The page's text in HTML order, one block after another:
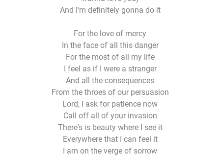
And I'm definitely gonna do it
For the love of mercy
In the face of all this danger
For the most of all my life
I feel as if I were a stranger
And all the consequences
From the throes of our persuasion
Lord, I ask for patience now
Call off all of your invasion
There's is beauty where I see it
Everywhere that I can feel it
I am on the verge of sorrow